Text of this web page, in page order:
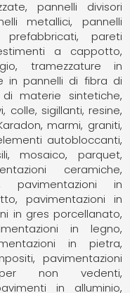
pannelli divisori
metallici
pannelli
prefabbricati
pareti
a cappotto
tramezzature in
in pannelli di fibra di
materie sintetiche
colle, sigillanti, resine
marmi, graniti,
autobloccanti
mosaico
parquet,
ceramiche
pavimentazioni in
pavimentazioni in
in gres porcellanato
in legno
in pietra
pavimentazioni
per non vedenti
in alluminio